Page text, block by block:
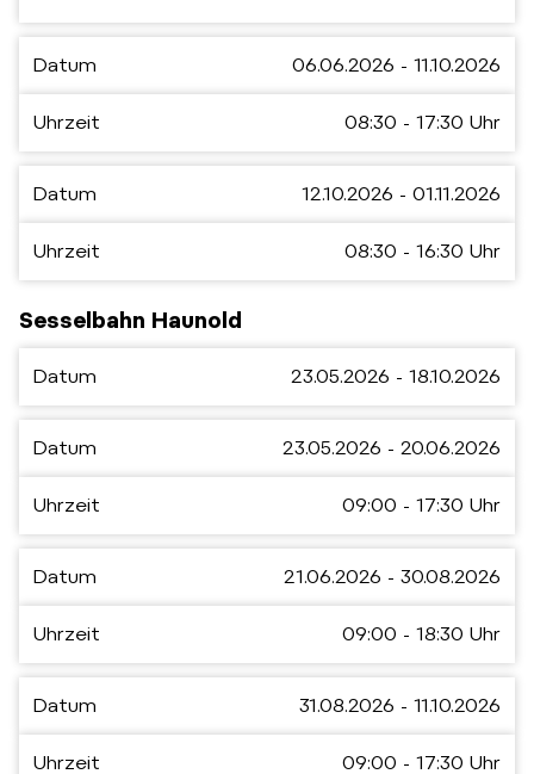
Datum 06.06.2026 - 11.10.2026
Uhrzeit 08:30 - 17:30 Uhr
Datum 12.10.2026 - 01.11.2026
Uhrzeit 08:30 - 16:30 Uhr
Sesselbahn Haunold
Datum 23.05.2026 - 18.10.2026
Datum 23.05.2026 - 20.06.2026
Uhrzeit 09:00 - 17:30 Uhr
Datum 21.06.2026 - 30.08.2026
Uhrzeit 09:00 - 18:30 Uhr
Datum 31.08.2026 - 11.10.2026
Uhrzeit 09:00 - 17:30 Uhr